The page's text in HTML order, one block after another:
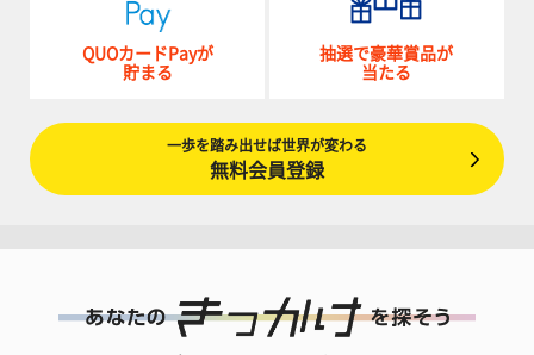
QUOカードPayが
貯まる
抽選で豪華賞品が
当たる
一歩を踏み出せば世界が変わる
無料会員登録